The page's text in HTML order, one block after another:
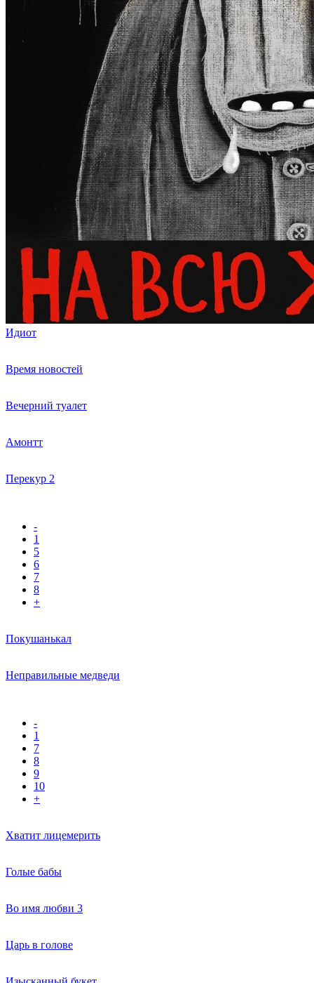
Идиот
Время новостей
Вечерний туалет
Амонтт
Перекур 2
-
1
5
6
7
8
+
Покушанькал
Неправильные медведи
-
1
7
8
9
10
+
Хватит лицемерить
Голые бабы
Во имя любви 3
Царь в голове